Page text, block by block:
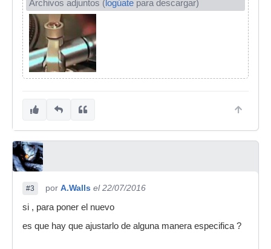
Archivos adjuntos (logúate para descargar)
#3 por A.Walls el 22/07/2016
si , para poner el nuevo
es que hay que ajustarlo de alguna manera especifica ?